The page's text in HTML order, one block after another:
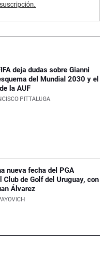
deja dudas sobre Gianni
del Mundial 2030 y el
la AUF
PITTALUGA
nueva fecha del PGA
Club de Golf del Uruguay, con
Álvarez